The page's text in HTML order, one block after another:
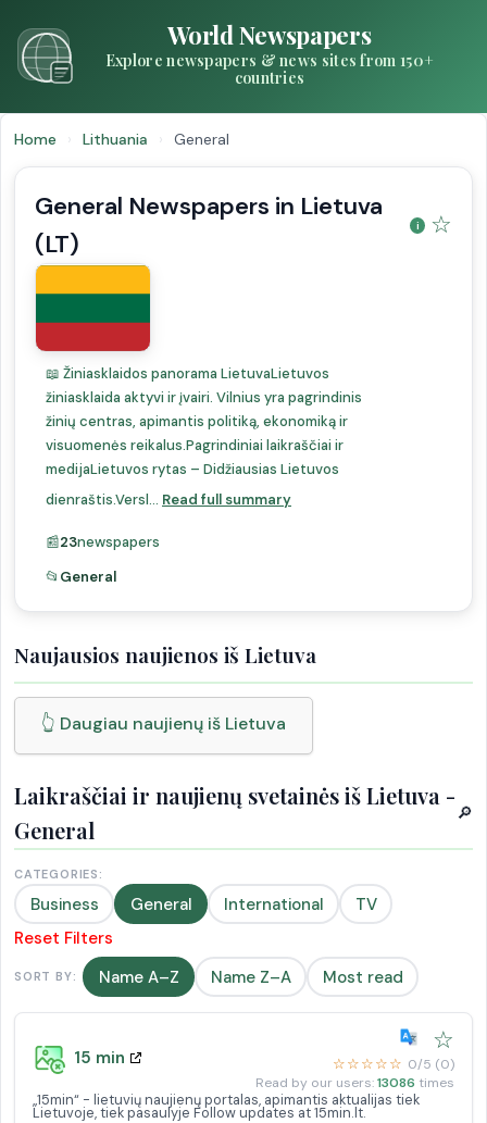
World Newspapers
Explore newspapers & news sites from 150+
countries
Home › Lithuania › General
General Newspapers in Lietuva
(LT)
☆
📖 Žiniasklaidos panorama LietuvaLietuvos
žiniasklaida aktyvi ir įvairi. Vilnius yra pagrindinis
žinių centras, apimantis politiką, ekonomiką ir
visuomenės reikalus.Pagrindiniai laikraščiai ir
medijaLietuvos rytas – Didžiausias Lietuvos
dienraštis.Versl... Read full summary
📰23newspapers
📂 General
Naujausios naujienos iš Lietuva
👆 Daugiau naujienų iš Lietuva
Laikraščiai ir naujienų svetainės iš Lietuva -
General
🔎
CATEGORIES:
Business General International
TV
Reset Filters
SORT BY: Name A–Z Name Z–A Most read
15 min
☆
☆☆☆☆☆ 0/5 (0)
Read by our users:13086 times
„15min“ - lietuvių naujienų portalas, apimantis aktualijas tiek
Lietuvoje, tiek pasaulyje Follow updates at 15min.lt.